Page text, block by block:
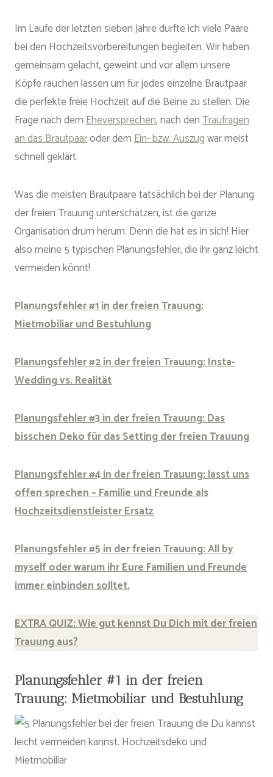
Im Laufe der letzten sieben Jahre durfte ich viele Paare
bei den Hochzeitsvorbereitungen begleiten. Wir haben
gemeinsam gelacht, geweint und vor allem unsere
Köpfe rauchen lassen um für jedes einzelne Brautpaar
die perfekte freie Hochzeit auf die Beine zu stellen. Die
Frage nach demEheversprechen, nach denTraufragen
an das Brautpaaroder demEin- bzw. Auszugwar meist
schnell geklärt.
Was die meisten Brautpaare tatsächlich bei der Planung
der freien Trauung unterschätzen, ist die ganze
Organisation drum herum. Denn die hat es in sich! Hier
also meine 5 typischen Planungsfehler, die ihr ganz leicht
vermeiden könnt!
Planungsfehler #1 in der freien Trauung:
Mietmobiliar und Bestuhlung
Planungsfehler #2 in der freien Trauung: Insta-
Wedding vs. Realität
Planungsfehler #3 in der freien Trauung: Das
bisschen Deko für das Setting der freien Trauung
Planungsfehler #4 in der freien Trauung: lasst uns
offen sprechen – Familie und Freunde als
Hochzeitsdienstleister Ersatz
Planungsfehler #5 in der freien Trauung: All by
myself oder warum ihr Eure Familien und Freunde
immer einbinden solltet.
EXTRA QUIZ: Wie gut kennst Du Dich mit der freien
Trauung aus?
Planungsfehler #1 in der freien
Trauung: Mietmobiliar und Bestuhlung